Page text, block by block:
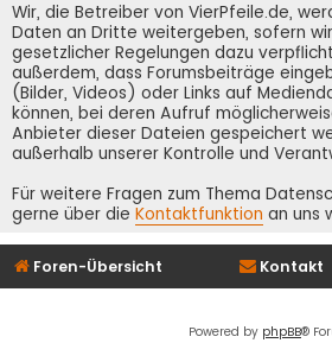
Wir, die Betreiber von VierPfeile.de,
Daten an Dritte weitergeben, sofern
gesetzlicher Regelungen dazu
außerdem, dass Forumsbeiträge
(Bilder, Videos) oder Links auf
können, bei deren Aufruf
Anbieter dieser Dateien gespeichert
außerhalb unserer Kontrolle und
Für weitere Fragen zum Thema
gerne über die Kontaktfunktion an uns
Foren-Übersicht Kontakt
Powered by phpBB®